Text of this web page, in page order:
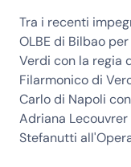
Tra i recenti
OLBE di Bilbao
Verdi con la regia
Filarmonico di
Carlo di Napoli
Adriana
Stefanutti